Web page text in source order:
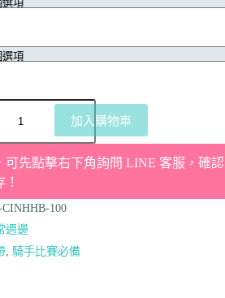
加入購物車
可先點擊右下角詢問 LINE 客服，確認
CINHHB-100
週邊
, 騎手比賽必備